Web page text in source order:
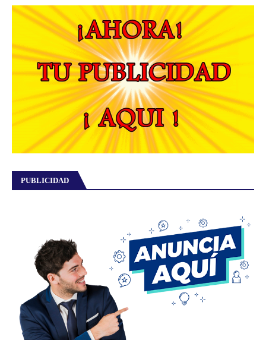
PUBLICIDAD